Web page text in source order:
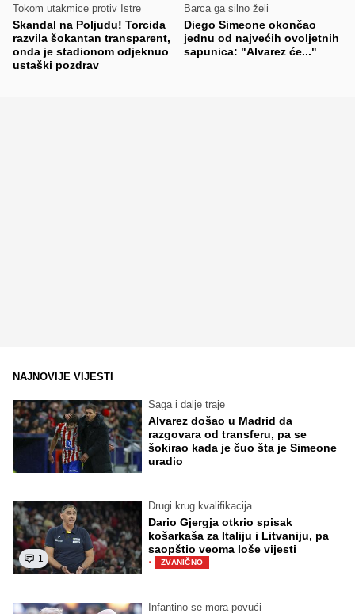
Tokom utakmice protiv Istre
Skandal na Poljudu! Torcida
razvila šokantan transparent,
onda je stadionom odjeknuo
ustaški pozdrav
Barca ga silno želi
Diego Simeone okončao
jednu od najvećih ovoljetnih
sapunica: "Alvarez će..."
NAJNOVIJE VIJESTI
Saga i dalje traje
Alvarez došao u Madrid da
razgovara od transferu, pa se
šokirao kada je čuo šta je Simeone
uradio
1
Drugi krug kvalifikacija
Dario Gjergja otkrio spisak
košarkaša za Italiju i Litvaniju, pa
saopštio veoma loše vijesti
· ZVANIČNO
Infantino se mora povući